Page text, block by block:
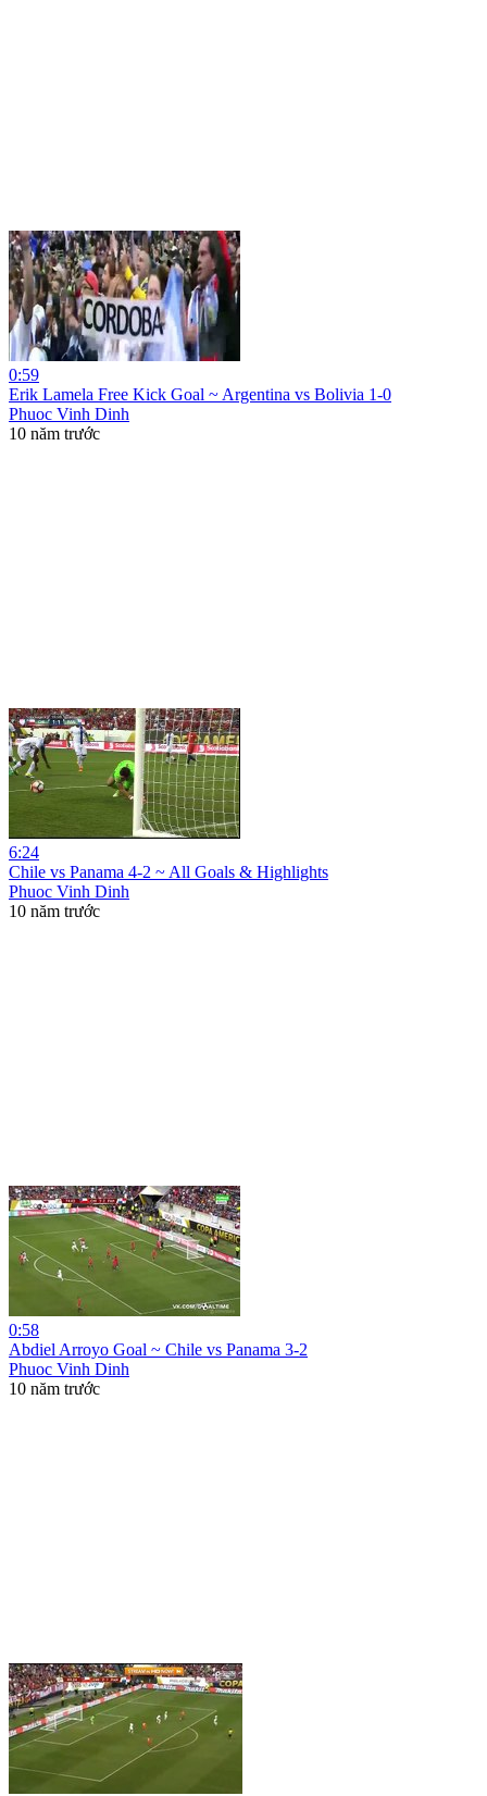
0:59
Erik Lamela Free Kick Goal ~ Argentina vs Bolivia 1-0
Phuoc Vinh Dinh
10 năm trước
6:24
Chile vs Panama 4-2 ~ All Goals & Highlights
Phuoc Vinh Dinh
10 năm trước
0:58
Abdiel Arroyo Goal ~ Chile vs Panama 3-2
Phuoc Vinh Dinh
10 năm trước